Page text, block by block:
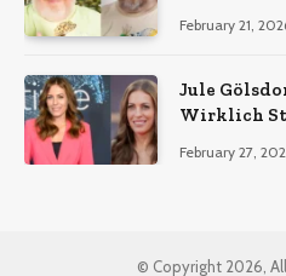
February 21,
Jule
Wirklich
February 27,
© Copyright 2026,